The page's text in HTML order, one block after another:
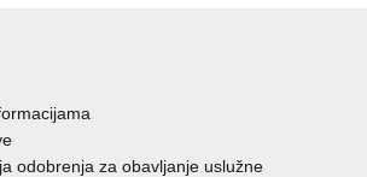
odobrenja za obavljanje uslužne